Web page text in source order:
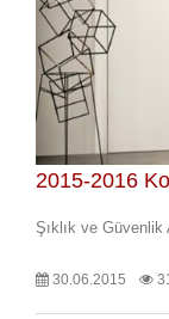
2015-2016
Şıklık ve Güvenlik
30.06.2015